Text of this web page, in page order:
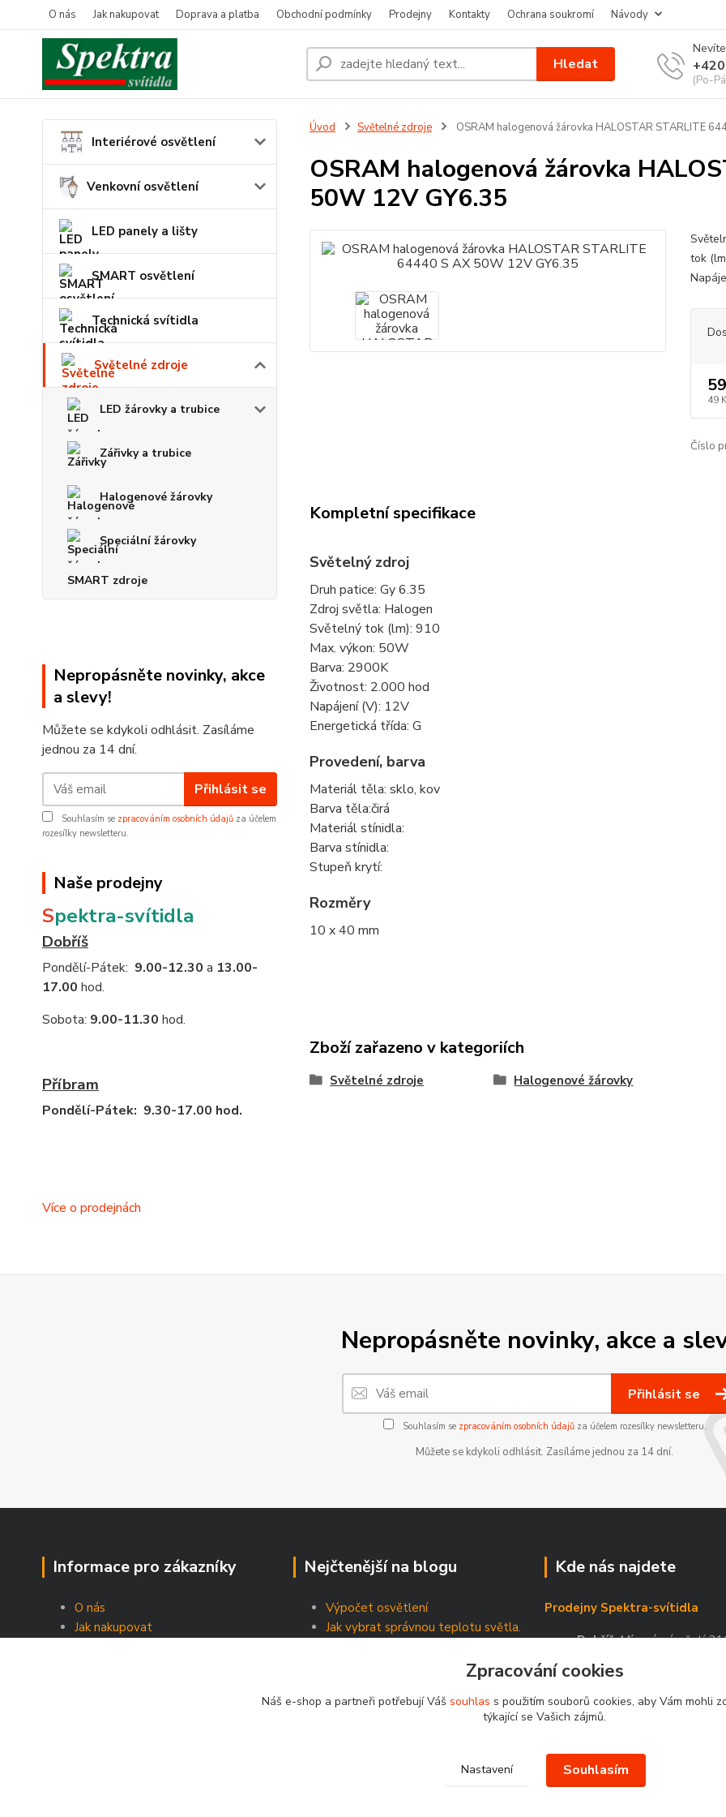
O nás Jak nakupovat Doprava a platba Obchodní podmínky Prodejny Kontakty Ochrana soukromí Návody
Hledat
(Po-
Interiérové osvětlení
Venkovní osvětlení
LED panely a lišty
SMART osvětlení
Technická svítidla
Světelné zdroje
LED žárovky a trubice
Zářivky a trubice
Halogenové žárovky
Speciální žárovky
SMART zdroje
Nepropásněte novinky, akce
a slevy!
Můžete se kdykoli odhlásit. Zasíláme
jednou za 14 dní.
Přihlásit se
Souhlasím se zpracováním osobních údajů za účelem
rozesílky newsletteru.
Naše prodejny
Spektra-svítidla
Dobříš
Pondělí-Pátek: 9.00-12.30 a 13.00-
17.00 hod.
Sobota: 9.00-11.30 hod.
Příbram
Pondělí-Pátek: 9.30-17.00 hod.
Více o prodejnách
Úvod Světelné zdroje OSRAM halogenová žárovka HALOSTAR STARLITE
OSRAM halogenová žárovka
50W 12V GY6.35
tok
49
Číslo
Kompletní specifikace
Světelný zdroj
Druh patice: Gy 6.35
Zdroj světla: Halogen
Světelný tok (lm): 910
Max. výkon: 50W
Barva: 2900K
Životnost: 2.000 hod
Napájení (V): 12V
Energetická třída: G
Provedení, barva
Materiál těla: sklo, kov
Barva těla:čirá
Materiál stínidla:
Barva stínidla:
Stupeň krytí:
Rozměry
10 x 40 mm
Zboží zařazeno v kategoriích
Světelné zdroje Halogenové žárovky
Nepropásněte novinky, akce a
Přihlásit se
Souhlasím se zpracováním osobních údajůza účelem rozesílky newsletteru.
Můžete se kdykoli odhlásit. Zasíláme jednou za 14 dní.
Informace pro zákazníky
O nás
Jak nakupovat
Nejčtenější na blogu
Výpočet osvětlení
Jak vybrat správnou teplotu světla.
Kde nás najdete
Prodejny Spektra-svítidla
Dobříš, Mírové náměstí
Příbram
Zpracování cookies
Náš e-shop a partneři potřebují Váš souhlas s použitím souborů cookies, aby Vám mohli
týkající se Vašich zájmů.
Nastavení Souhlasím